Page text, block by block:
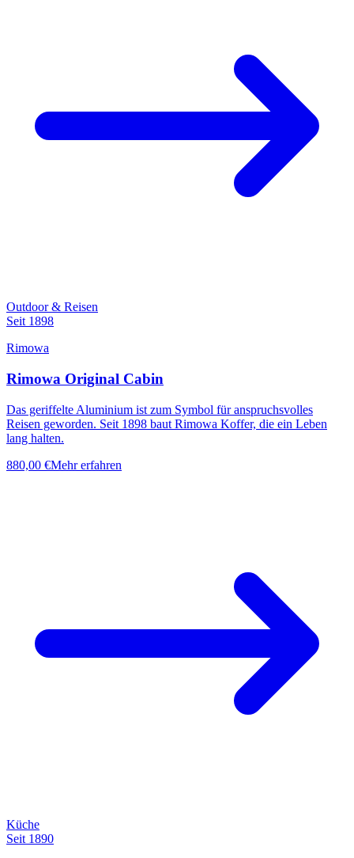
Outdoor & Reisen
Seit 1898
Rimowa
Rimowa Original Cabin
Das geriffelte Aluminium ist zum Symbol für anspruchsvolles
Reisen geworden. Seit 1898 baut Rimowa Koffer, die ein Leben
lang halten.
880,00 €Mehr erfahren
Küche
Seit 1890